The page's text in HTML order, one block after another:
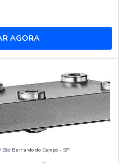
AGORA
/ São Bernardo do Campo - SP